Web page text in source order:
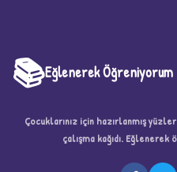
📚Eğlenerek Öğreniyorum
Çocuklarınız için hazırlanmış
çalışma kağıdı.